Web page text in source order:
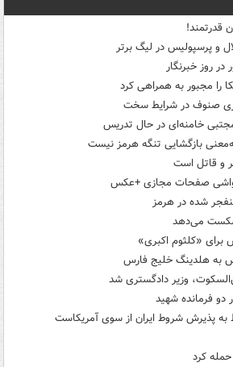
قدرتمند!
و پرسپولیس در لیگ برتر
روز خبرنگار
را مجبور به همراهی کرد
صنوف در شرایط سخت
خامنه‌ای در حال تدریس
بازگشایی تنگه هرمز نیست
و قاتل است
صفحات مجازی +عکس
شده در هرمز
شکست می‌دهد
وزیر دادگستری شد
دو فرمانده شهید
به پذیرش شروط ایران از سوی آمریکاست
کرد